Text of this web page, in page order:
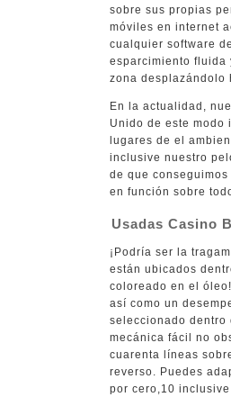
sobre sus propias
móviles en internet
cualquier software
esparcimiento fluida
zona desplazándolo
En la actualidad,
Unido de este
lugares de el
inclusive nuestro
de que
en función sobre
Usadas Casino
¡Podría ser la
están ubicados
coloreado en el
así­ como un
seleccionado dentro
mecánica fácil no
cuarenta líneas
reverso. Puedes
por cero,10